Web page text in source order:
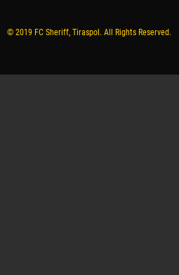
© 2019 FC Sheriff, Tiraspol. All Rights Reserved.